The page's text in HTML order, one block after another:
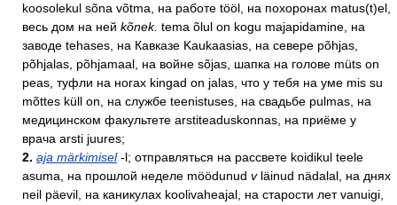
koosolekul sõna võtma, на работе tööl, на похоронах matus(t)el,
весь дом на ней kõnek. tema õlul on kogu majapidamine, на
заводе tehases, на Кавказе Kaukaasias, на севере põhjas,
põhjalas, põhjamaal, на войне sõjas, шапка на голове müts on
peas, туфли на ногах kingad on jalas, что у тебя на уме mis su
mõttes küll on, на службе teenistuses, на свадьбе pulmas, на
медицинском факультете arstiteaduskonnas, на приёме у
врача arsti juures;
2. aja märkimisel-l; отправляться на рассвете koidikul teele
asuma, на прошлой неделе möödunud vläinud nädalal, на днях
neil päevil, на каникулах koolivaheajal, на старости лет vanuigi,